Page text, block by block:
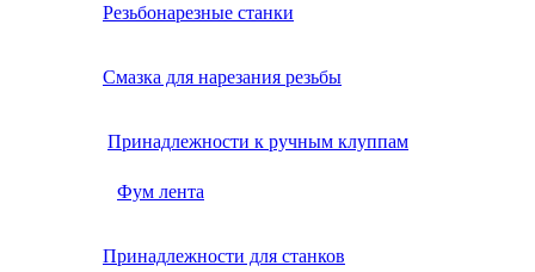
Резьбонарезные станки
Смазка для нарезания резьбы
Принадлежности к ручным клуппам
Фум лента
Принадлежности для станков